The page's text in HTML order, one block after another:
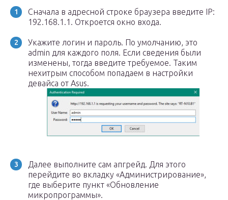
Сначала в адресной строке браузера введите IP:
192.168.1.1. Откроется окно входа.
Укажите логин и пароль. По умолчанию, это
admin для каждого поля. Если сведения были
изменены, тогда введите требуемое. Таким
нехитрым способом попадаем в настройки
девайса от Asus.
Далее выполните сам апгрейд. Для этого
перейдите во вкладку «Администрирование»,
где выберите пункт «Обновление
микропрограммы».